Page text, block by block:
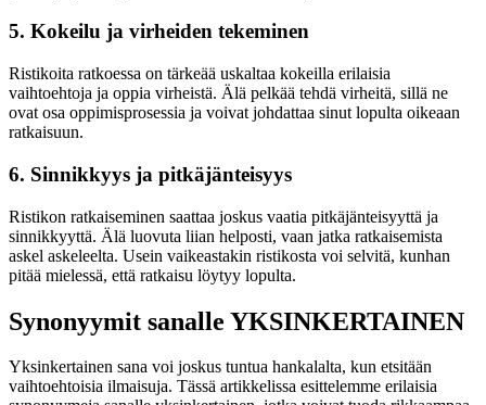
5. Kokeilu ja virheiden tekeminen
Ristikoita ratkoessa on tärkeää uskaltaa kokeilla erilaisia
vaihtoehtoja ja oppia virheistä. Älä pelkää tehdä virheitä, sillä ne
ovat osa oppimisprosessia ja voivat johdattaa sinut lopulta oikeaan
ratkaisuun.
6. Sinnikkyys ja pitkäjänteisyys
Ristikon ratkaiseminen saattaa joskus vaatia pitkäjänteisyyttä ja
sinnikkyyttä. Älä luovuta liian helposti, vaan jatka ratkaisemista
askel askeleelta. Usein vaikeastakin ristikosta voi selvitä, kunhan
pitää mielessä, että ratkaisu löytyy lopulta.
Synonyymit sanalle YKSINKERTAINEN
Yksinkertainen sana voi joskus tuntua hankalalta, kun etsitään
vaihtoehtoisia ilmaisuja. Tässä artikkelissa esittelemme erilaisia